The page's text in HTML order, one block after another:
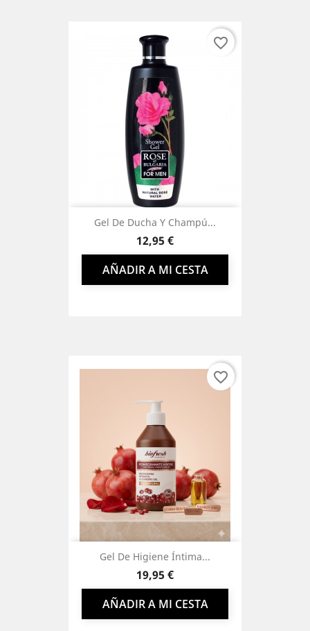
Gel De Ducha Y Champú...
Precio
12,95 €
AÑADIR A MI CESTA
favorite_border
Gel De Higiene Íntima...
Precio
19,95 €
AÑADIR A MI CESTA
favorite_border